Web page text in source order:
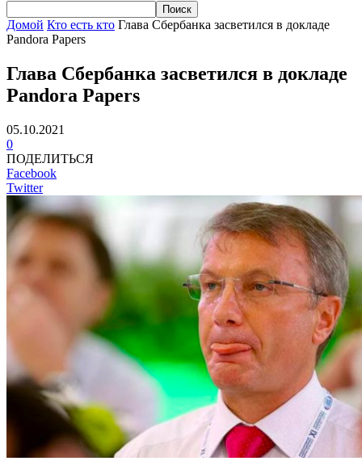
Домой Кто есть кто Глава Сбербанка засветился в докладе
Pandora Papers
Глава Сбербанка засветился в докладе
Pandora Papers
05.10.2021
0
ПОДЕЛИТЬСЯ
Facebook
Twitter